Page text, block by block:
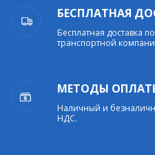
БЕСПЛАТНАЯ
Бесплатная доставка
транспортной
МЕТОДЫ
Наличный и
НДС.